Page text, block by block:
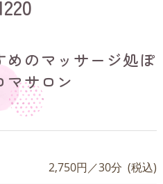
のマッサージ処ぽ
マサロン
2,750円／30分 (税込)